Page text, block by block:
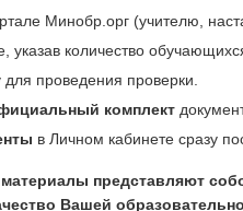
Минобр.орг (учителю,
указав количество
для проведения проверки.
комплект
в Личном кабинете сразу
представляют
Вашей